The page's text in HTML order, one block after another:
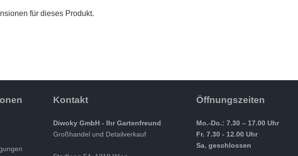
für dieses Produkt.
Kontakt
Diwoky GmbH - Ihr Gartenfreund
Großhandel und Detailverkauf
Öffnungszeiten
Mo.-Do.: 7.30 – 17.00 Uhr
Fr. 7.30 - 12.00 Uhr
Sa. geschlossen